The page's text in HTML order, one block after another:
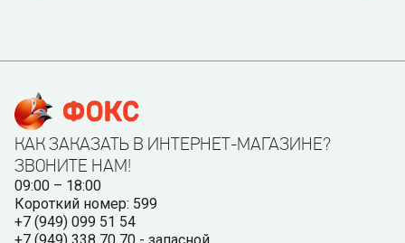
КАК ЗАКАЗАТЬ В ИНТЕРНЕТ-МАГАЗИНЕ?
ЗВОНИТЕ НАМ!
09:00 – 18:00
Короткий номер: 599
+7 (949) 099 51 54